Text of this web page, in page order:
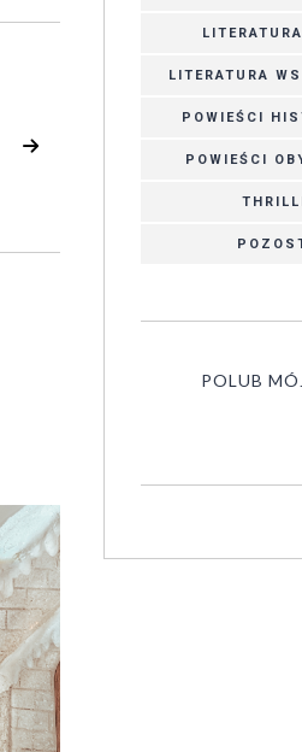
LITERATURA
POWIEŚCI
POWIEŚCI
POLUB